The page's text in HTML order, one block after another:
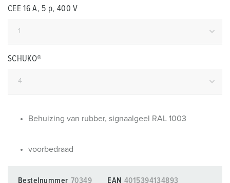
CEE 16 A, 5 p, 400 V
SCHUKO®
Behuizing van rubber, signaalgeel RAL 1003
voorbedraad
Bestelnummer 70349 EAN 4015394134893